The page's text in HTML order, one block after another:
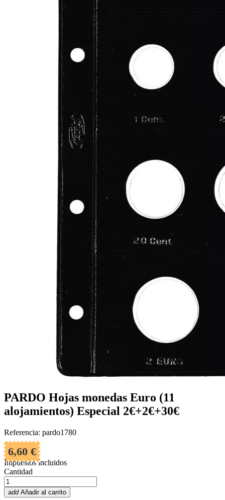
PARDO Hojas monedas Euro (11
alojamientos) Especial 2€+2€+30€
Referencia: pardo1780
6,60 €
Impuestos incluidos
Cantidad
add Añadir al carrito